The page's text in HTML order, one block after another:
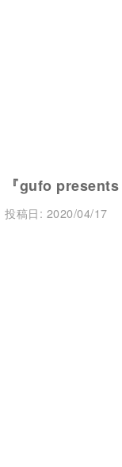
『gufo
投稿日: 2020/04/17